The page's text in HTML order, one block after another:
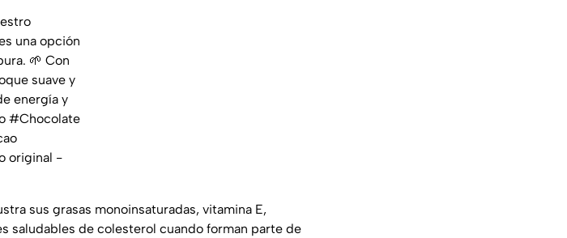
una opción
🌱 Con
suave y
energía y
#Chocolate
original -
sus grasas monoinsaturadas, vitamina E,
saludables de colesterol cuando forman parte de